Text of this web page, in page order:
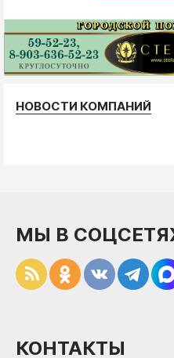
НОВОСТИ КОМПАНИЙ
МЫ В
КОНТАКТЫ